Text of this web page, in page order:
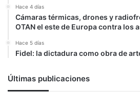
Hace 4 días
Cámaras térmicas, drones y
OTAN el este de Europa contra los
Hace 5 días
Fidel: la dictadura como obra de
Últimas publicaciones